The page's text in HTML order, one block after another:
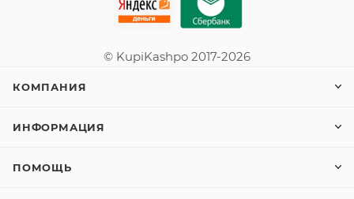
© KupiKashpo 2017-2026
КОМПАНИЯ
ИНФОРМАЦИЯ
ПОМОЩЬ